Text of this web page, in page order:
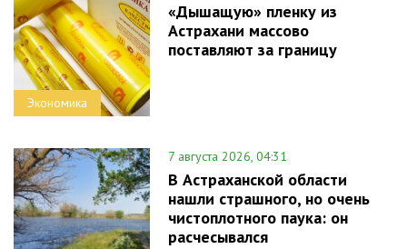
Экономика
«Дышащую» пленку из
Астрахани массово
поставляют за границу
7 августа 2026, 04:31
В Астраханской области
нашли страшного, но очень
чистоплотного паука: он
расчесывался